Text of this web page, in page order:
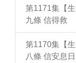
第1171集【
九條 信得救
第1170集【
八條 信安息日